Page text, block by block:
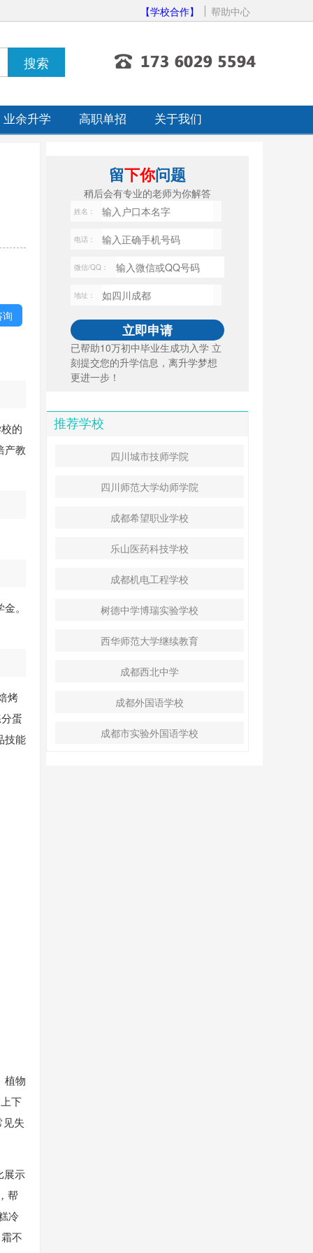
【学校合作】 帮助中心
业余升学 高职单招 关于我们
的
产教
。
烤
蛋
技能
植物
下
见失
展示
帮
冷
不
留下你问题
稍后会有专业的老师为你解答
姓名：
电话：
微信/QQ：
地址：
已帮助10万初中毕业生成功入学 立
刻提交您的升学信息，离升学梦想
更进一步！
推荐学校
四川城市技师学院
四川师范大学幼师学院
成都希望职业学校
乐山医药科技学校
成都机电工程学校
树德中学博瑞实验学校
西华师范大学继续教育
成都西北中学
成都外国语学校
成都市实验外国语学校